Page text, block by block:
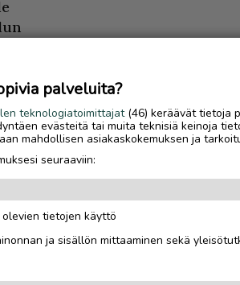
kertoo.
kun
suin
ole
Luetuimmat
houkuttelee
palveluita?
teknologiatoimittajat(46) keräävät tietoja
evästeitä tai muita teknisiä keinoja
mahdollisen asiakaskokemuksen ja
seuraaviin:
tietojen käyttö
ja sisällön mittaaminen sekä